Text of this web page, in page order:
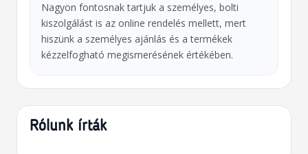
Nagyon fontosnak tartjuk a személyes, bolti
kiszolgálást is az online rendelés mellett, mert
hiszünk a személyes ajánlás és a termékek
kézzelfogható megismerésének értékében.
Rólunk írták